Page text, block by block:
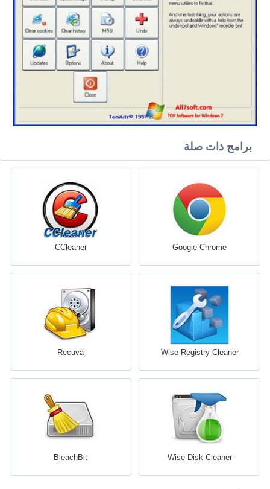
برامج ذات صلة
Google Chrome
CCleaner
Wise Registry Cleaner
Recuva
Wise Disk Cleaner
BleachBit